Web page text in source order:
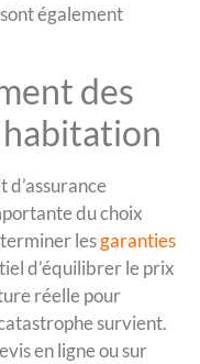
également
des
habitation
d’assurance
du choix
lesgaranties
d’équilibrer le prix
réelle pour
survient.
en ligne ou sur